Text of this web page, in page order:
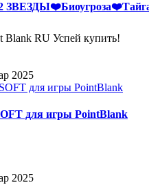
Blank RU Успей купить!
2025
для игры PointBlank
2025